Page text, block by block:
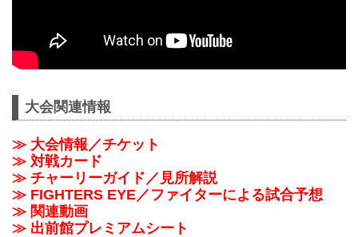
大会関連情報
≫ 大会情報／チケット
≫ 対戦カード
≫ チャーリーガイド／見所解説
≫ FIGHTERS EYE／ファイターによる試合予想
≫ 関連動画
≫ 出前館プレミアムシート